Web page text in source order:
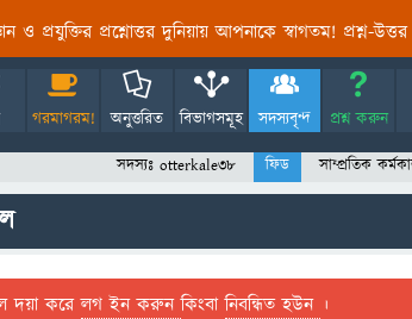
ও প্রযুক্তির প্রশ্নোত্তর দুনিয়ায় আপনাকে স্বাগতম! প্রশ্ন-
গরমাগরম! অনুত্তরিত বিভাগসমূহ সদস্যবৃন্দ প্রশ্ন করুন
সদস্যঃ otterkale38 ফিড সাম্প্রতিক
দয়া করেলগ ইন করুনকিংবানিবন্ধিত হউন ।